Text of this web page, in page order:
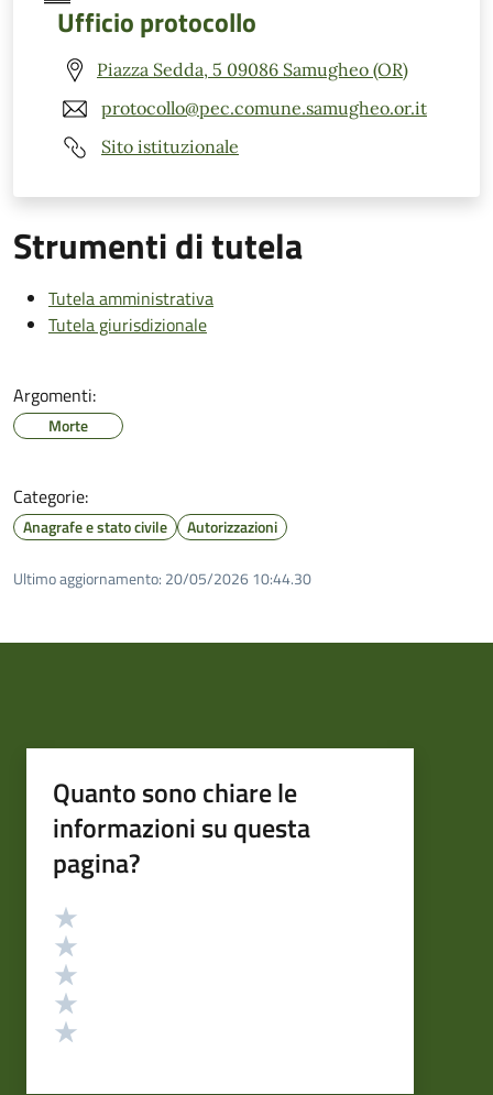
Ufficio protocollo
Piazza Sedda, 5 09086 Samugheo (OR)
protocollo@pec.comune.samugheo.or.it
Sito istituzionale
Strumenti di tutela
Tutela amministrativa
Tutela giurisdizionale
Argomenti:
Morte
Categorie:
Anagrafe e stato civile Autorizzazioni
Ultimo aggiornamento: 20/05/2026 10:44.30
Quanto sono chiare le
informazioni su questa
pagina?
Valutazione